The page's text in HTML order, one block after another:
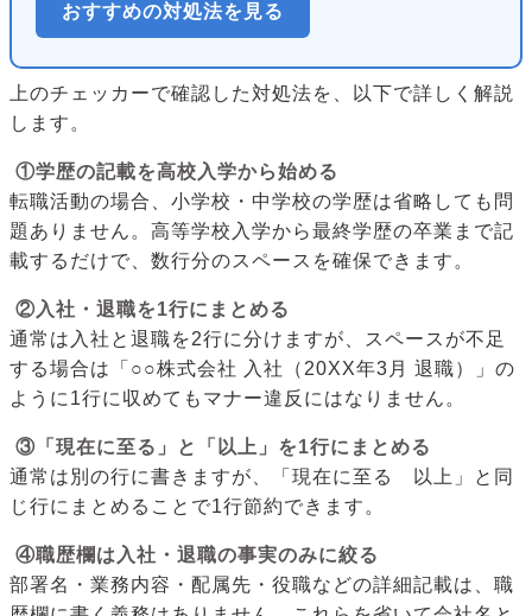
おすすめの対処法を見る
上のチェッカーで確認した対処法を、以下で詳しく解説
します。
①学歴の記載を高校入学から始める
転職活動の場合、小学校・中学校の学歴は省略しても問
題ありません。高等学校入学から最終学歴の卒業まで記
載するだけで、数行分のスペースを確保できます。
②入社・退職を1行にまとめる
通常は入社と退職を2行に分けますが、スペースが不足
する場合は「○○株式会社 入社（20XX年3月 退職）」の
ように1行に収めてもマナー違反にはなりません。
③「現在に至る」と「以上」を1行にまとめる
通常は別の行に書きますが、「現在に至る 以上」と同
じ行にまとめることで1行節約できます。
④職歴欄は入社・退職の事実のみに絞る
部署名・業務内容・配属先・役職などの詳細記載は、職